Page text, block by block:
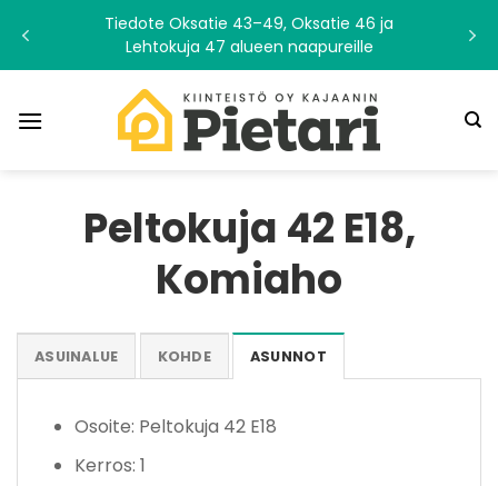
content
Tiedote Oksatie 43–49, Oksatie 46 ja
Lehtokuja 47 alueen naapureille
Peltokuja 42 E18,
Komiaho
ASUINALUE KOHDE ASUNNOT
Osoite: Peltokuja 42 E18
Kerros: 1